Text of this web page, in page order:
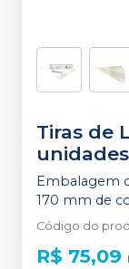
Tiras de
unidades
Embalagem
170 mm de
Código do
R$ 75,09